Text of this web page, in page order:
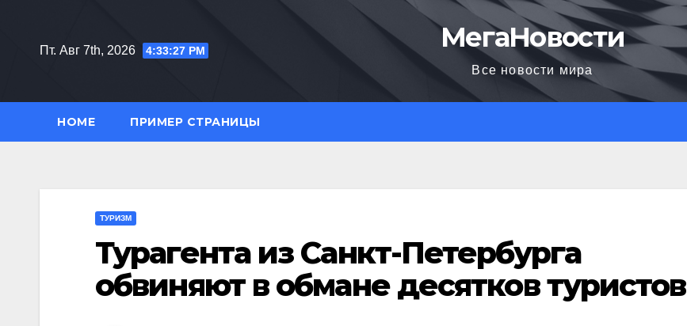
содержимому
Пт. Авг 7th, 2026 4:33:29 PM МегаНовости
Все новости мира
HOME ПРИМЕР СТРАНИЦЫ
ТУРИЗМ
Турагента из Санкт-Петербурга
обвиняют в обмане десятков туристов